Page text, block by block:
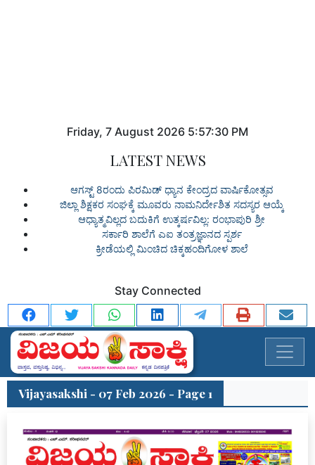
Friday, 7 August 2026 5:57:30 PM
LATEST NEWS
ಆಗಸ್ಟ್ 8ರಂದು ಪಿರಮಿಡ್ ಧ್ಯಾನ ಕೇಂದ್ರದ ವಾರ್ಷಿಕೋತ್ಸವ
ಜಿಲ್ಲಾ ಶಿಕ್ಷಕರ ಸಂಘಕ್ಕೆ ಮೂವರು ನಾಮನಿರ್ದೇಶಿತ ಸದಸ್ಯರ ಆಯ್ಕೆ
ಆಧ್ಯಾತ್ಮವಿಲ್ಲದ ಬದುಕಿಗೆ ಉತ್ಕರ್ಷವಿಲ್ಲ: ರಂಭಾಪುರಿ ಶ್ರೀ
ಸರ್ಕಾರಿ ಶಾಲೆಗೆ ಎಐ ತಂತ್ರಜ್ಞಾನದ ಸ್ಪರ್ಶ
ಕ್ರೀಡೆಯಲ್ಲಿ ಮಿಂಚಿದ ಚಿಕ್ಕಹಂದಿಗೋಳ ಶಾಲೆ
Stay Connected
Vijayasakshi - 07 Feb 2026 - Page 1